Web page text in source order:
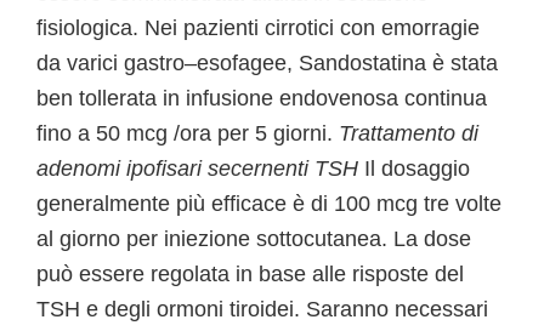
fisiologica. Nei pazienti cirrotici con emorragie
da varici gastro–esofagee, Sandostatina è stata
ben tollerata in infusione endovenosa continua
fino a 50 mcg /ora per 5 giorni. Trattamento di
adenomi ipofisari secernenti TSH Il dosaggio
generalmente più efficace è di 100 mcg tre volte
al giorno per iniezione sottocutanea. La dose
può essere regolata in base alle risposte del
TSH e degli ormoni tiroidei. Saranno necessari